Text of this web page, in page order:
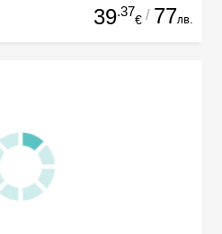
39.37
€ / 77лв.